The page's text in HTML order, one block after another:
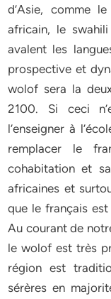
d’Asie, comme
africain, le
avalent les
prospective et
wolof sera la
2100. Si ceci
l’enseigner à
remplacer le
cohabitation et
africaines et
que le français
Au courant de
le wolof est très
région est
sérères en